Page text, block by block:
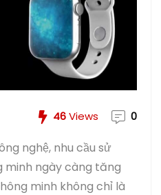
46Views 0
nghệ, nhu cầu sử
ngày càng tăng
minh không chỉ là